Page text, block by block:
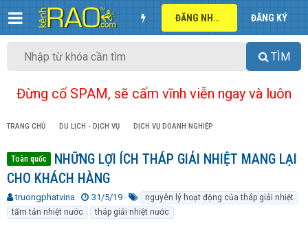
ĐĂNG NHẬP ĐĂNG KÝ
TÌM
Đừng cố SPAM, sẽ cấm vĩnh viễn ngay và luôn
TRANG CHỦ DU LỊCH - DỊCH VỤ DỊCH VỤ DOANH NGHIỆP
Toàn quốc
NHỮNG LỢI ÍCH THÁP GIẢI NHIỆT MANG LẠI
CHO KHÁCH HÀNG
T
h
r
truongphatvina
N
g
à
31/5/19
ừ
k
nguyên lý hoạt động của tháp giải nhiệt
tấm tản nhiệt nước
tháp giải nhiệt nước